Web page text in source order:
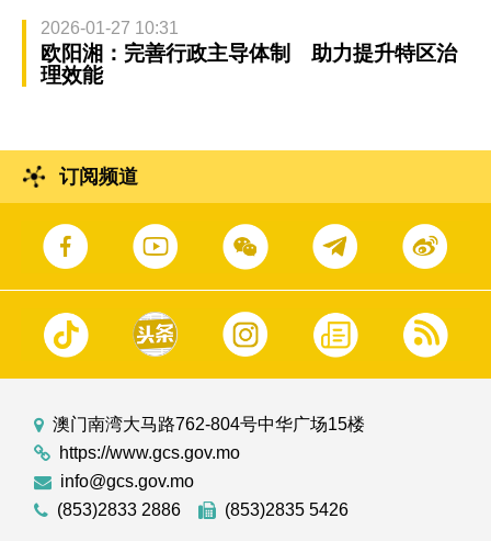
2026-01-27 10:31
欧阳湘：完善行政主导体制 助力提升特区治
理效能
订阅频道
澳门南湾大马路762-804号中华广场15楼
https://www.gcs.gov.mo
info@gcs.gov.mo
(853)2833 2886
(853)2835 5426